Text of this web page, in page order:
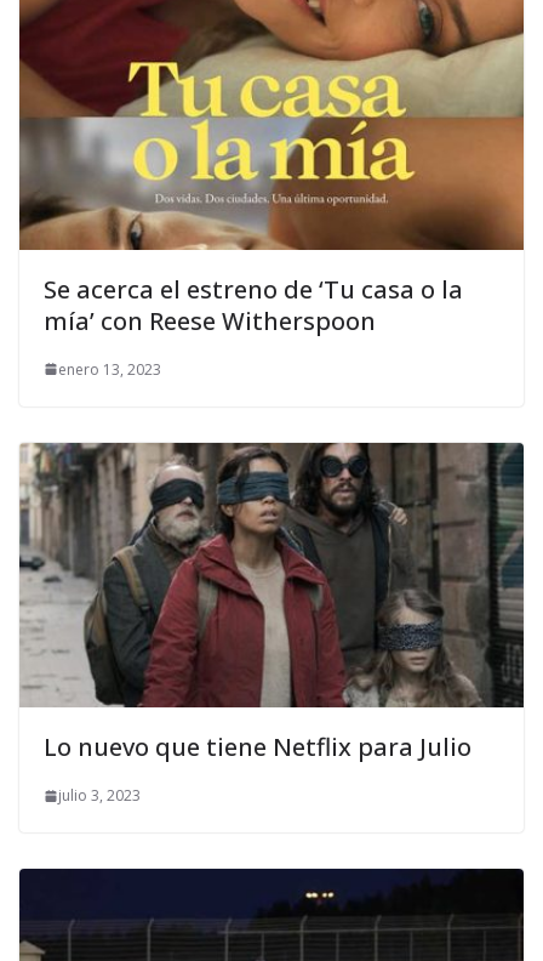
Se acerca el estreno de ‘Tu casa o la
mía’ con Reese Witherspoon
enero 13, 2023
Lo nuevo que tiene Netflix para Julio
julio 3, 2023